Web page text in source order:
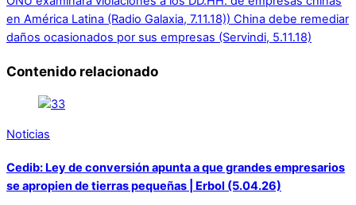
en América Latina (Radio Galaxia, 7.11.18)) China debe remediar
daños ocasionados por sus empresas (Servindi, 5.11.18)
Contenido relacionado
Noticias
Cedib: Ley de conversión apunta a que grandes empresarios
se apropien de tierras pequeñas | Erbol (5.04.26)